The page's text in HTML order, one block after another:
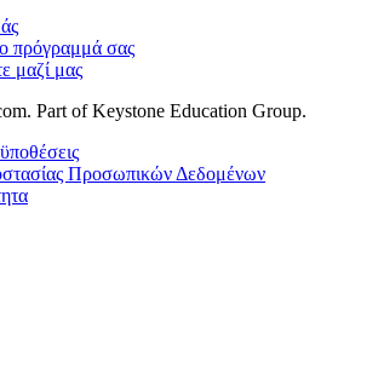
πρόγραμμά σας
μαζί μας
Part of Keystone Education Group.
Προσωπικών Δεδομένων